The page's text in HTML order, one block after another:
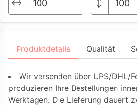
Produktdetails Qualität
Wir versenden über UPS/DHL/
produzieren Ihre Bestellungen
Werktagen. Die Lieferung dauert